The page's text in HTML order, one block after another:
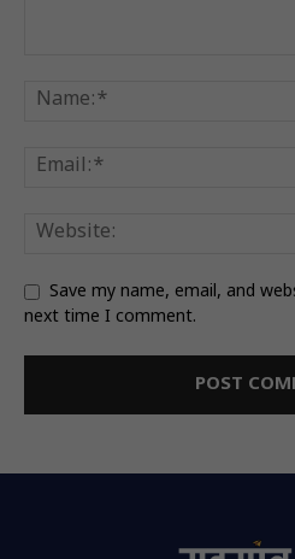
Save my name, email, and
next time I comment.